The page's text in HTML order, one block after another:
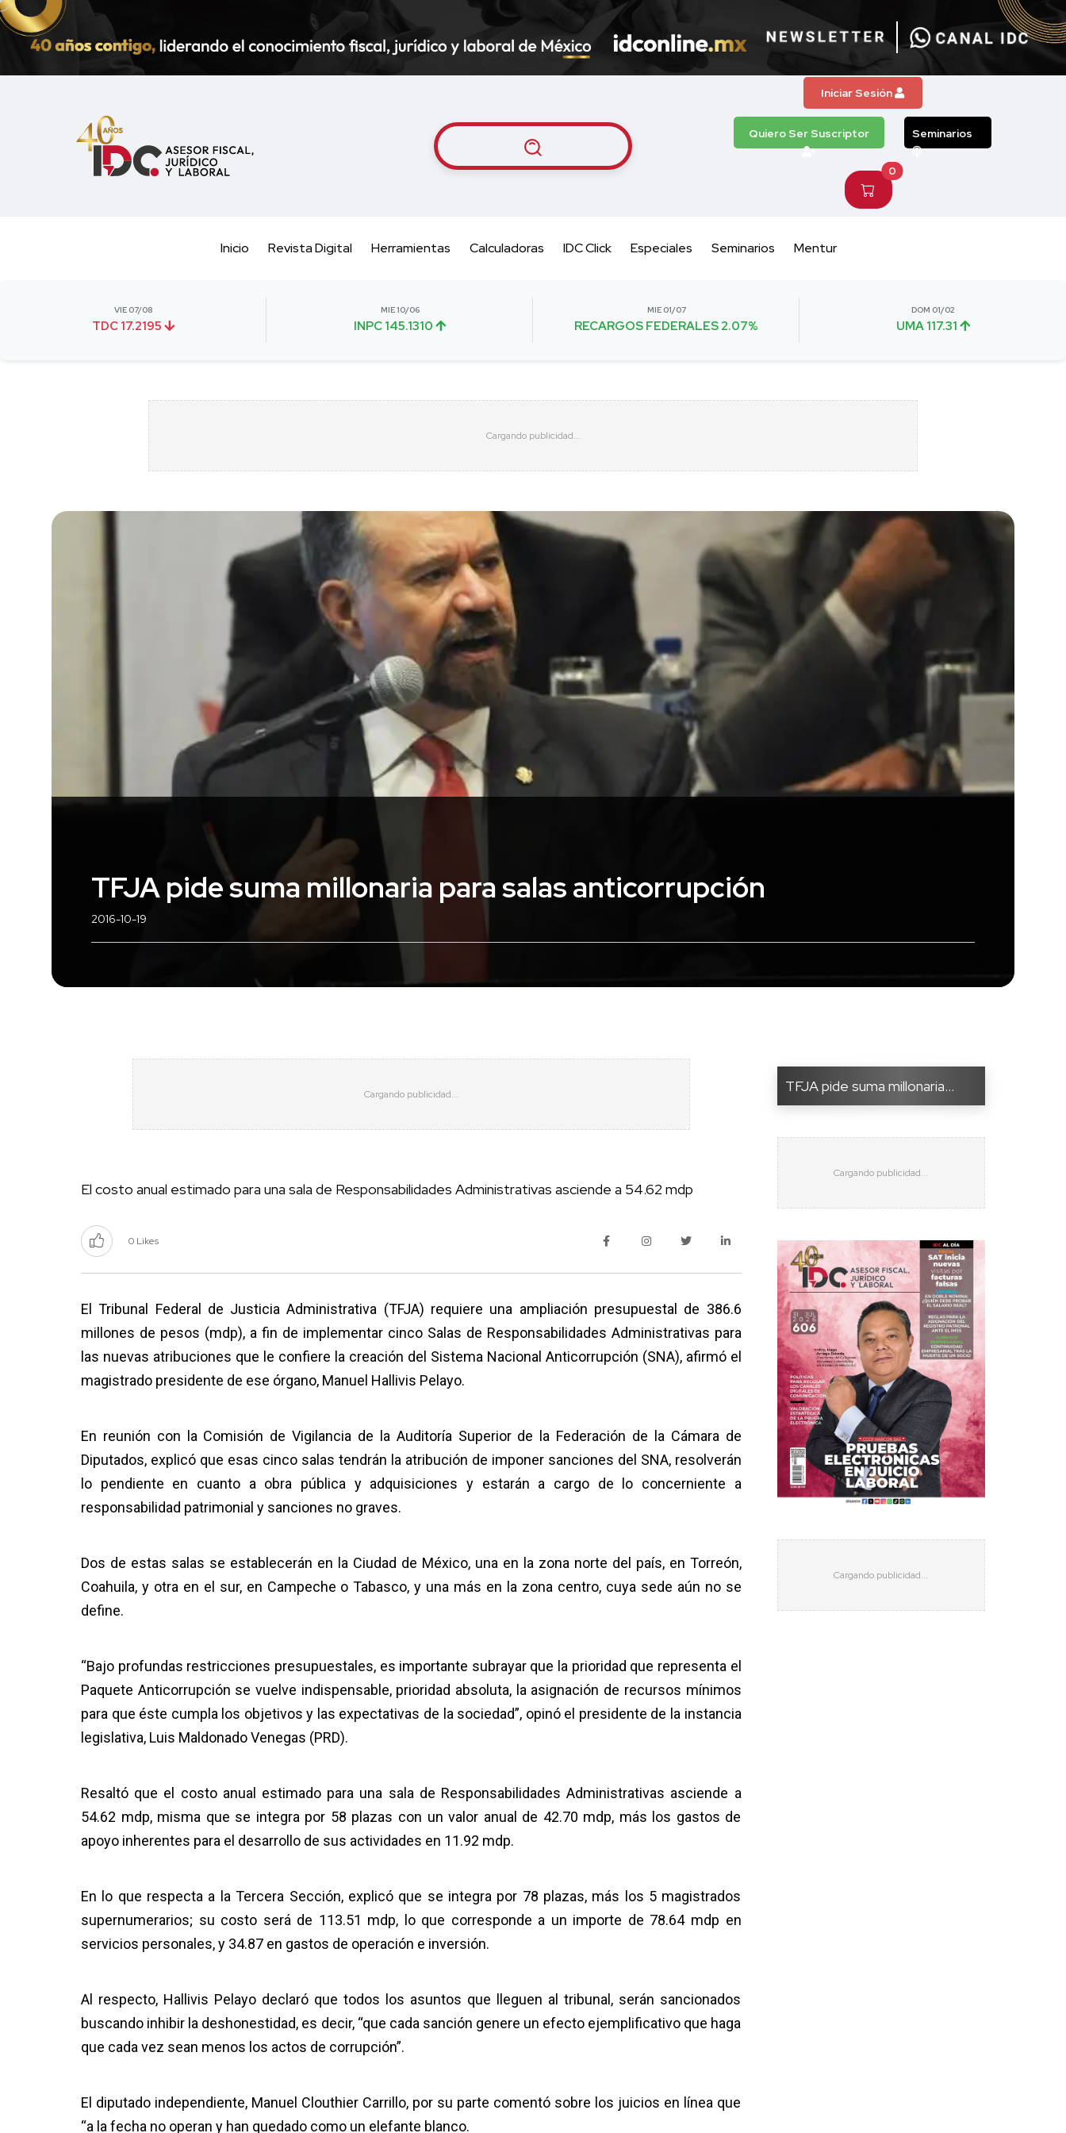
Iniciar Sesión
Quiero Ser Suscriptor Seminarios
0
Inicio Revista Digital Herramientas Calculadoras IDC Click Especiales Seminarios Mentur
VIE 07/08
TDC 17.2195
MIE 10/06
INPC 145.1310
MIE 01/07
RECARGOS FEDERALES 2.07%
DOM 01/02
UMA 117.31
TFJA pide suma millonaria para salas anticorrupción
2016-10-19
El costo anual estimado para una sala de Responsabilidades Administrativas asciende a 54.62 mdp
0 Likes
El Tribunal Federal de Justicia Administrativa (TFJA) requiere una ampliación presupuestal de 386.6
millones de pesos (mdp), a fin de implementar cinco Salas de Responsabilidades Administrativas para
las nuevas atribuciones que le confiere la creación del Sistema Nacional Anticorrupción (SNA), afirmó el
magistrado presidente de ese órgano, Manuel Hallivis Pelayo.
En reunión con la Comisión de Vigilancia de la Auditoría Superior de la Federación de la Cámara de
Diputados, explicó que esas cinco salas tendrán la atribución de imponer sanciones del SNA, resolverán
lo pendiente en cuanto a obra pública y adquisiciones y estarán a cargo de lo concerniente a
responsabilidad patrimonial y sanciones no graves.
Dos de estas salas se establecerán en la Ciudad de México, una en la zona norte del país, en Torreón,
Coahuila, y otra en el sur, en Campeche o Tabasco, y una más en la zona centro, cuya sede aún no se
define.
“Bajo profundas restricciones presupuestales, es importante subrayar que la prioridad que representa el
Paquete Anticorrupción se vuelve indispensable, prioridad absoluta, la asignación de recursos mínimos
para que éste cumpla los objetivos y las expectativas de la sociedad”, opinó el presidente de la instancia
legislativa, Luis Maldonado Venegas (PRD).
Resaltó que el costo anual estimado para una sala de Responsabilidades Administrativas asciende a
54.62 mdp, misma que se integra por 58 plazas con un valor anual de 42.70 mdp, más los gastos de
apoyo inherentes para el desarrollo de sus actividades en 11.92 mdp.
En lo que respecta a la Tercera Sección, explicó que se integra por 78 plazas, más los 5 magistrados
supernumerarios; su costo será de 113.51 mdp, lo que corresponde a un importe de 78.64 mdp en
servicios personales, y 34.87 en gastos de operación e inversión.
Al respecto, Hallivis Pelayo declaró que todos los asuntos que lleguen al tribunal, serán sancionados
buscando inhibir la deshonestidad, es decir, “que cada sanción genere un efecto ejemplificativo que haga
que cada vez sean menos los actos de corrupción”.
El diputado independiente, Manuel Clouthier Carrillo, por su parte comentó sobre los juicios en línea que
“a la fecha no operan y han quedado como un elefante blanco.
TFJA pide suma millonaria...